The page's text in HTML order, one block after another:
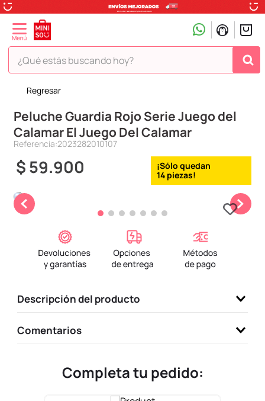
¿Qué estás buscando hoy?
Regresar
Peluche Guardia Rojo Serie Juego del
Calamar El Juego Del Calamar
Referencia:2023282010107
$59.900 14
Descripción del producto
Comentarios
Completa tu pedido:
TÉRMINOS MÁS BUSCADOS
1.
peluche
2.
hello kitty
4.
ositos cariñositos
5.
termo
.
termos
10. llaveros